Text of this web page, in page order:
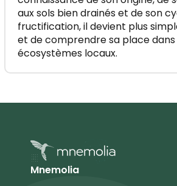
aux sols bien drainés et de son
fructification, il devient plus
et de comprendre sa place dans
écosystèmes locaux.
Mnemolia